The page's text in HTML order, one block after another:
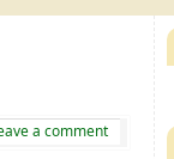
a comment